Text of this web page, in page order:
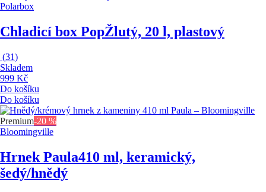
Polarbox
Chladicí box PopŽlutý, 20 l, plastový
(31)
Skladem
999 Kč
Do košíku
Do košíku
Premium-20 %
Bloomingville
Hrnek Paula410 ml, keramický,
šedý/hnědý